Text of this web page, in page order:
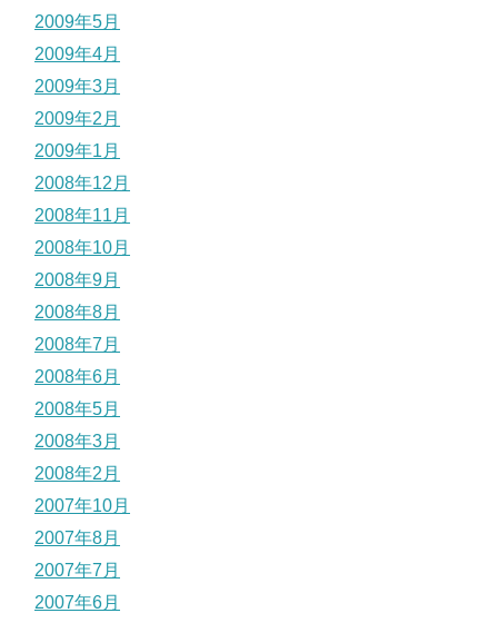
2009年5月
2009年4月
2009年3月
2009年2月
2009年1月
2008年12月
2008年11月
2008年10月
2008年9月
2008年8月
2008年7月
2008年6月
2008年5月
2008年3月
2008年2月
2007年10月
2007年8月
2007年7月
2007年6月